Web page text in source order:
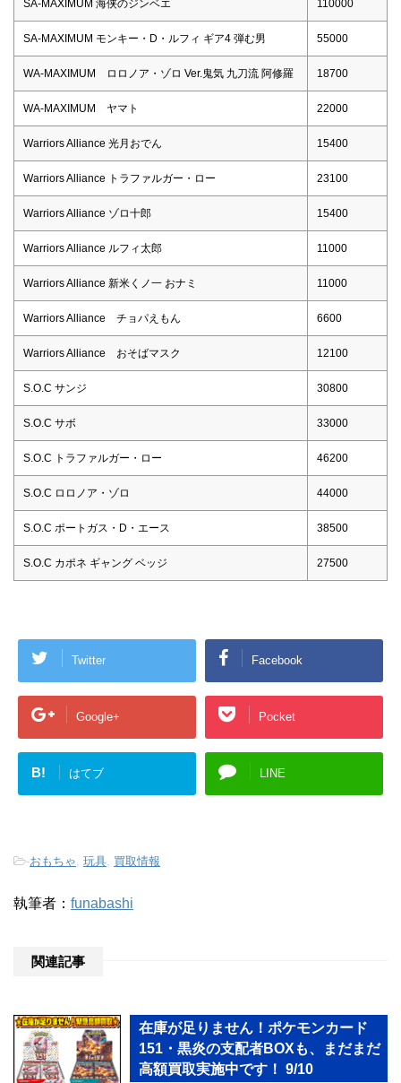
SA-MAXIMUM 海侠のジンベエ 110000
SA-MAXIMUM モンキー・D・ルフィ ギア4 弾む男 55000
WA-MAXIMUM ロロノア・ゾロ Ver.鬼気 九刀流 阿修羅 18700
WA-MAXIMUM ヤマト 22000
Warriors Alliance 光月おでん 15400
Warriors Alliance トラファルガー・ロー 23100
Warriors Alliance ゾロ十郎 15400
Warriors Alliance ルフィ太郎 11000
Warriors Alliance 新米くノ一 おナミ 11000
Warriors Alliance チョパえもん 6600
Warriors Alliance おそばマスク 12100
S.O.C サンジ 30800
S.O.C サボ 33000
S.O.C トラファルガー・ロー 46200
S.O.C ロロノア・ゾロ 44000
S.O.C ポートガス・D・エース 38500
S.O.C カポネ ギャング ベッジ 27500
Twitter Facebook
Google+ Pocket
B! はてブ LINE
-おもちゃ 玩具 買取情報
執筆者： funabashi
関連記事
在庫が足りません！ポケモンカード
151・黒炎の支配者BOXも、まだまだ
高額買取実施中です！ 9/10